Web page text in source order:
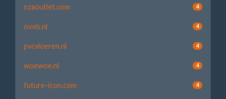
nzaoutlet.com 4
ovvis.nl 4
pvcvloeren.nl 4
woewoe.nl 4
future-icon.com 4